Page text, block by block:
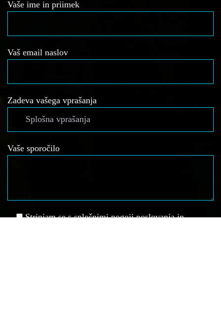
Vaše ime in priimek
Vaš email naslov
Zadeva vašega vprašanja
Vaše sporočilo
Strinjam se s splošnimi pogoji poslovanja in